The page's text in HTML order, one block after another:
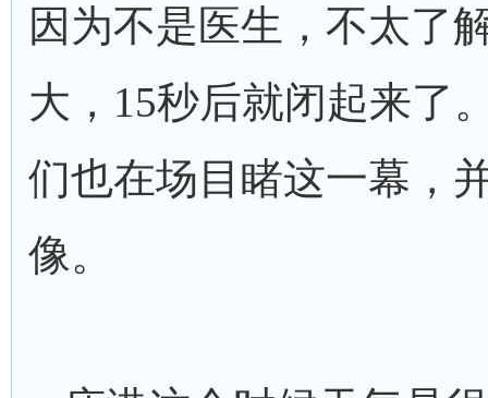
因为不是医生，不太了
大，15秒后就闭起来了
们也在场目睹这一幕，
像。